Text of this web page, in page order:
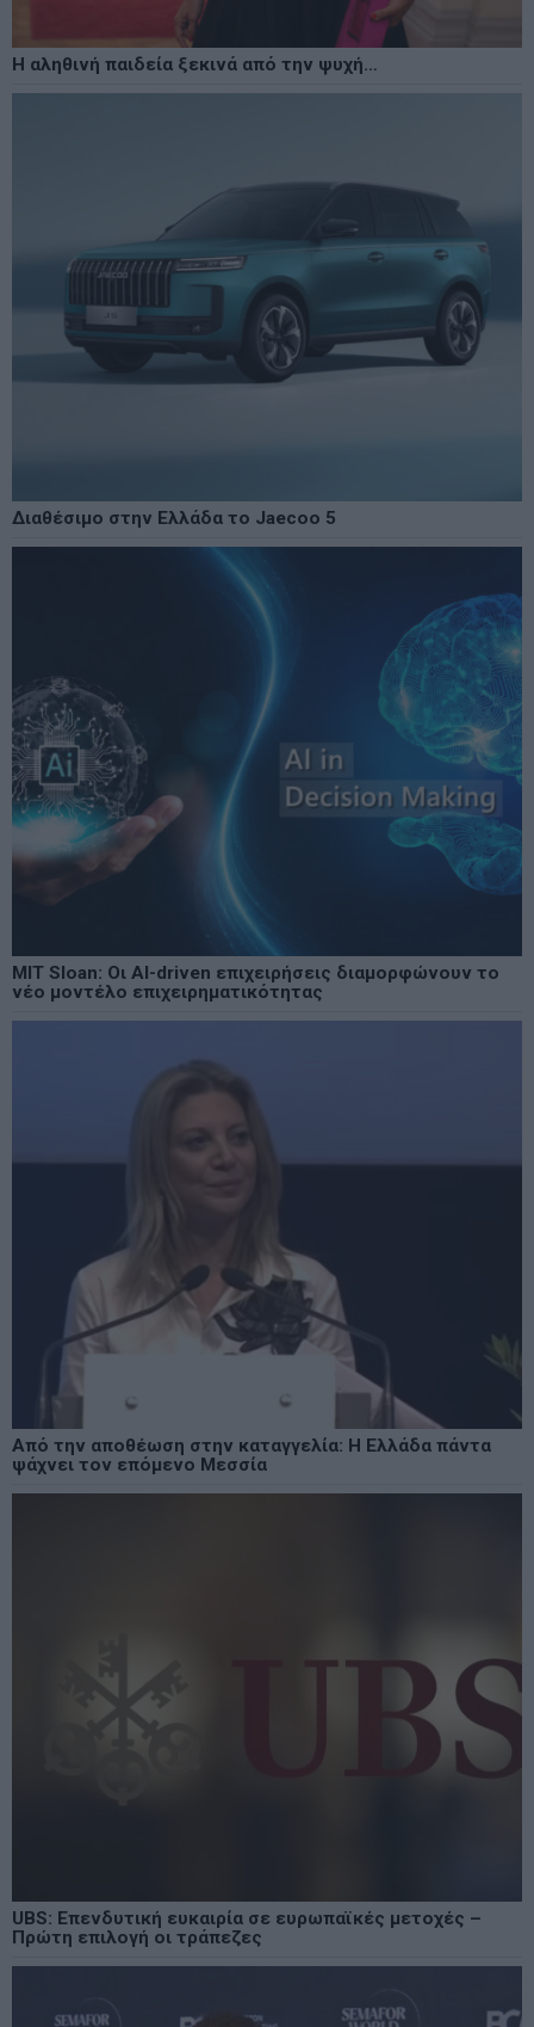
Η αληθινή παιδεία ξεκινά από την ψυχή…
Διαθέσιμο στην Ελλάδα το Jaecoo 5
MIT Sloan: Οι AI-driven επιχειρήσεις διαμορφώνουν το
νέο μοντέλο επιχειρηματικότητας
Από την αποθέωση στην καταγγελία: Η Ελλάδα πάντα
ψάχνει τον επόμενο Μεσσία
UBS: Επενδυτική ευκαιρία σε ευρωπαϊκές μετοχές –
Πρώτη επιλογή οι τράπεζες